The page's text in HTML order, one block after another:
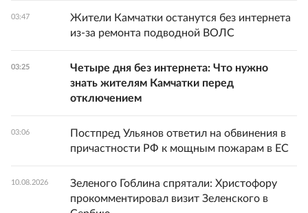
03:47
Жители Камчатки останутся без интернета
из-за ремонта подводной ВОЛС
03:25
Четыре дня без интернета: Что нужно
знать жителям Камчатки перед
отключением
03:06
Постпред Ульянов ответил на обвинения в
причастности РФ к мощным пожарам в ЕС
10.08.2026
Зеленого Гоблина спрятали: Христофору
прокомментировал визит Зеленского в